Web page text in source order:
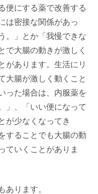
便にする薬で改善する
は密接な関係があっ
。」とか「我慢できな
で大腸の動きが激しく
があります。生活にリ
大腸が激しく動くこと
った場合は、内服薬を
」、「いい便になって
が少なくなってき
することでも大腸の動
ていくことがありま
ります。